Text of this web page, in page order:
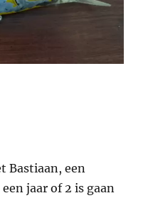
Bastiaan, een
jaar of 2 is gaan